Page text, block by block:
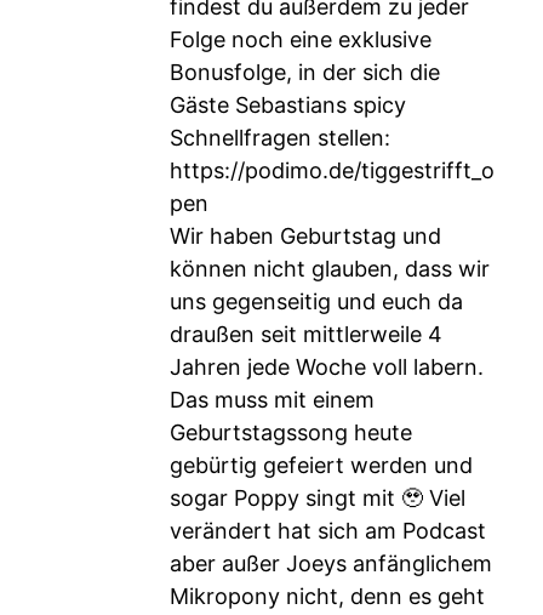
findest du außerdem zu jeder
Folge noch eine exklusive
Bonusfolge, in der sich die
Gäste Sebastians spicy
Schnellfragen stellen:
https://podimo.de/tiggestrifft_o
pen
Wir haben Geburtstag und
können nicht glauben, dass wir
uns gegenseitig und euch da
draußen seit mittlerweile 4
Jahren jede Woche voll labern.
Das muss mit einem
Geburtstagssong heute
gebürtig gefeiert werden und
sogar Poppy singt mit 🥹 Viel
verändert hat sich am Podcast
aber außer Joeys anfänglichem
Mikropony nicht, denn es geht